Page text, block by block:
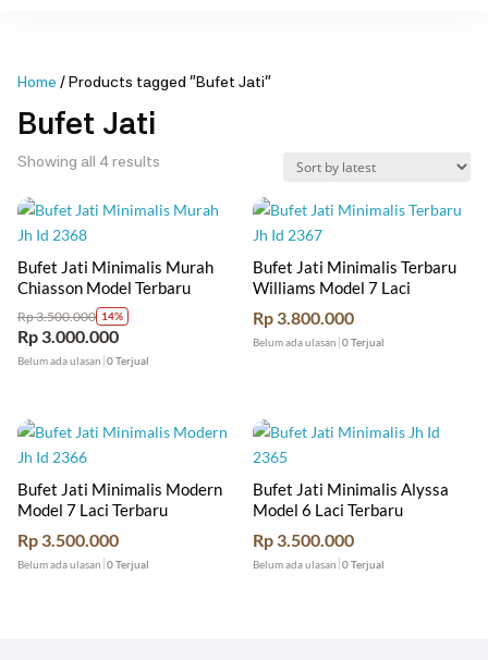
Home / Products tagged “Bufet Jati”
Bufet Jati
Showing all 4 results
Bufet Jati Minimalis Murah
Chiasson Model Terbaru
Rp3.500.000 14%
Rp 3.000.000
Belum ada ulasan 0 Terjual
Bufet Jati Minimalis Terbaru
Williams Model 7 Laci
Rp 3.800.000
Belum ada ulasan 0 Terjual
Bufet Jati Minimalis Modern
Model 7 Laci Terbaru
Rp 3.500.000
Belum ada ulasan 0 Terjual
Bufet Jati Minimalis Alyssa
Model 6 Laci Terbaru
Rp 3.500.000
Belum ada ulasan 0 Terjual